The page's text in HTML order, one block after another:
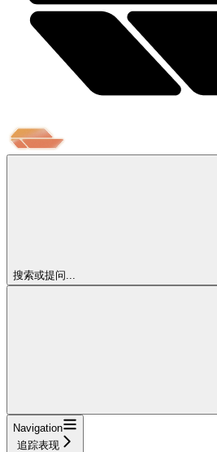
搜索或提问...
Navigation
追踪表现